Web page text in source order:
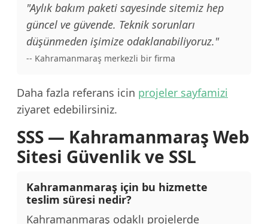
"Aylık bakım paketi sayesinde sitemiz hep
güncel ve güvende. Teknik sorunları
düşünmeden işimize odaklanabiliyoruz."
-- Kahramanmaraş merkezli bir firma
Daha fazla referans icin projeler sayfamizi
ziyaret edebilirsiniz.
SSS — Kahramanmaraş Web
Sitesi Güvenlik ve SSL
Kahramanmaraş için bu hizmette
teslim süresi nedir?
Kahramanmaraş odaklı projelerde